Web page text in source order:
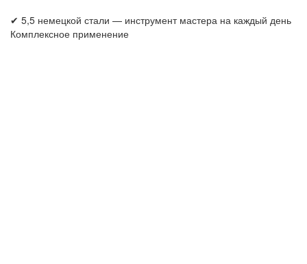
✔ 5,5 немецкой стали — инструмент мастера на каждый день
Комплексное применение